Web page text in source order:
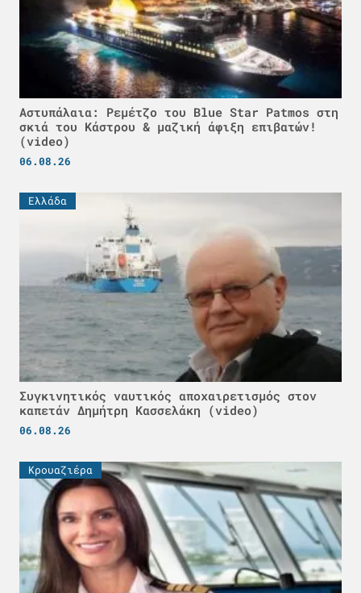
Αστυπάλαια: Ρεμέτζο του Blue Star Patmos στη
σκιά του Κάστρου & μαζική άφιξη επιβατών!
(video)
06.08.26
Ελλάδα
Συγκινητικός ναυτικός αποχαιρετισμός στον
καπετάν Δημήτρη Κασσελάκη (video)
06.08.26
Κρουαζιέρα